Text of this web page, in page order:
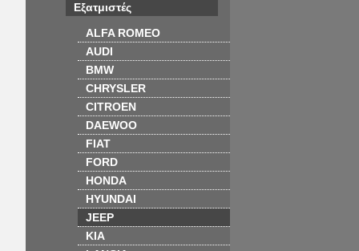
Εξατμιστές
ALFA ROMEO
AUDI
BMW
CHRYSLER
CITROEN
DAEWOO
FIAT
FORD
HONDA
HYUNDAI
JEEP
KIA